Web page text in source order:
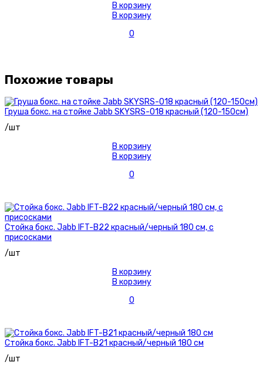
В корзину
В корзину
0
Похожие товары
Груша бокс. на стойке Jabb SKYSRS-018 красный (120-150см)
/шт
В корзину
В корзину
0
Стойка бокс. Jabb IFT-B22 красный/черный 180 см, с
присосками
/шт
В корзину
В корзину
0
Стойка бокс. Jabb IFT-B21 красный/черный 180 см
/шт